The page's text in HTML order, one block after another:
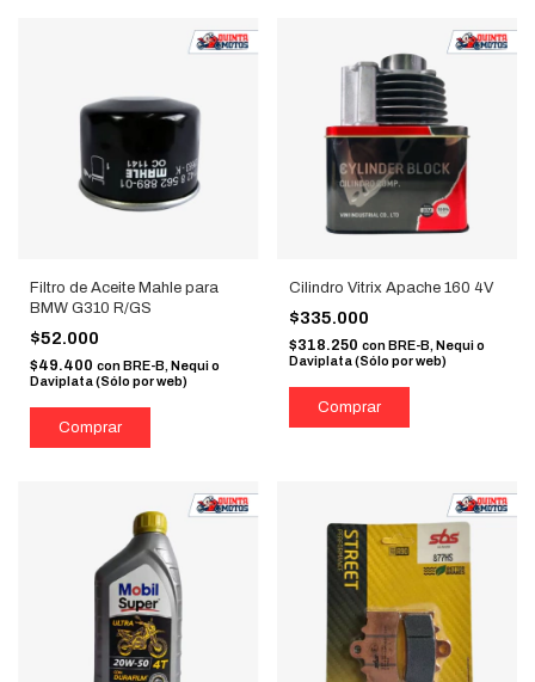
Filtro de Aceite Mahle para
BMW G310 R/GS
$52.000
$49.400 conBRE-B, Nequi o
Daviplata (Sólo por web)
Cilindro Vitrix Apache 160 4V
$335.000
$318.250 con BRE-B, Nequi o
Daviplata (Sólo por web)